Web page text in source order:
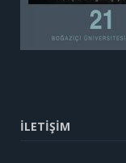
İLETİŞİM